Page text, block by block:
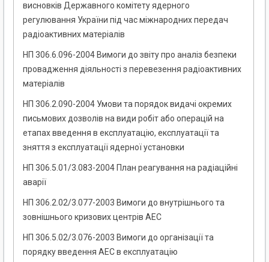
висновків Державного комітету ядерного
регулювання України під час міжнародних передач
радіоактивних матеріалів
НП 306.6.096-2004 Вимоги до звіту про аналіз безпеки
провадження діяльності з перевезення радіоактивних
матеріалів
НП 306.2.090-2004 Умови та порядок видачі окремих
письмових дозволів на види робіт або операцій на
етапах введення в експлуатацію, експлуатації та
зняття з експлуатації ядерної установки
НП 306.5.01/3.083-2004 План реагування на радіаційні
аварії
НП 306.2.02/3.077-2003 Вимоги до внутрішнього та
зовнішнього кризових центрів АЕС
НП 306.5.02/3.076-2003 Вимоги до організації та
порядку введення АЕС в експлуатацію